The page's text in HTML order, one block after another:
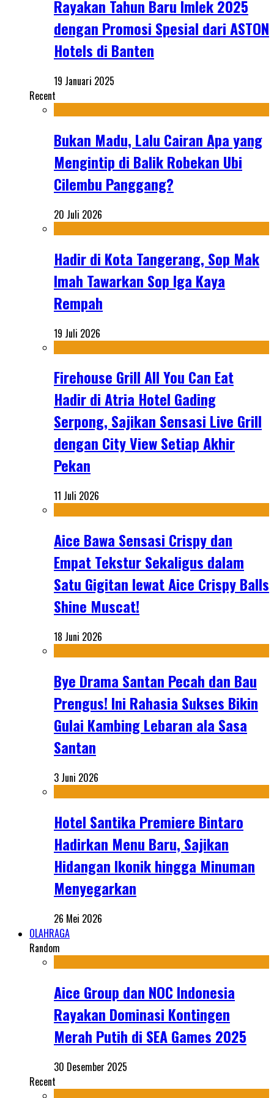
Rayakan Tahun Baru Imlek 2025
dengan Promosi Spesial dari ASTON
Hotels di Banten
19 Januari 2025
Recent
Bukan Madu, Lalu Cairan Apa yang
Mengintip di Balik Robekan Ubi
Cilembu Panggang?
20 Juli 2026
Hadir di Kota Tangerang, Sop Mak
Imah Tawarkan Sop Iga Kaya
Rempah
19 Juli 2026
Firehouse Grill All You Can Eat
Hadir di Atria Hotel Gading
Serpong, Sajikan Sensasi Live Grill
dengan City View Setiap Akhir
Pekan
11 Juli 2026
Aice Bawa Sensasi Crispy dan
Empat Tekstur Sekaligus dalam
Satu Gigitan lewat Aice Crispy Balls
Shine Muscat!
18 Juni 2026
Bye Drama Santan Pecah dan Bau
Prengus! Ini Rahasia Sukses Bikin
Gulai Kambing Lebaran ala Sasa
Santan
3 Juni 2026
Hotel Santika Premiere Bintaro
Hadirkan Menu Baru, Sajikan
Hidangan Ikonik hingga Minuman
Menyegarkan
26 Mei 2026
OLAHRAGA
Random
Aice Group dan NOC Indonesia
Rayakan Dominasi Kontingen
Merah Putih di SEA Games 2025
30 Desember 2025
Recent